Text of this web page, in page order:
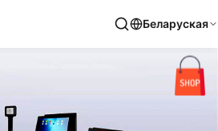
Беларуская